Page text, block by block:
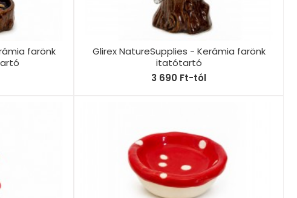
farönk
Glirex NatureSupplies - Kerámia farönk
itatótartó
3 690 Ft-tól